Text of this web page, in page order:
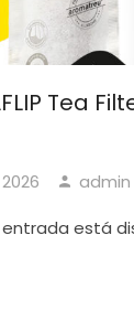
Tea
admin
está